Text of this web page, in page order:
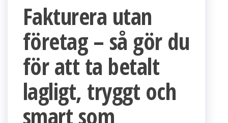
Fakturera utan
företag – så gör du
för att ta betalt
lagligt, tryggt och
smart som